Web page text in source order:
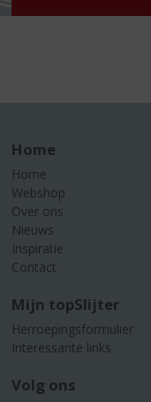
Home
Home
Webshop
Over ons
Nieuws
Inspiratie
Contact
Mijn topSlijter
Herroepingsformulier
Interessante links
Volg ons